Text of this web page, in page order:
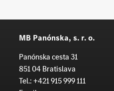
MB Panónska, s. r. o.
Panónska cesta 31
851 04 Bratislava
Tel.:+421 915 999 111